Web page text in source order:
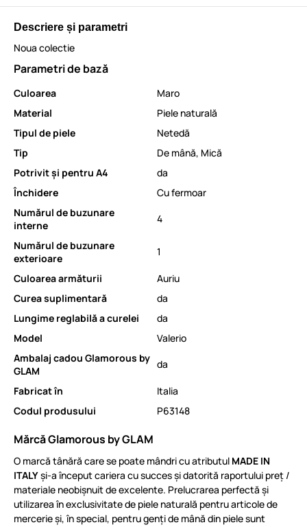
Descriere și parametri
Noua colectie
Parametri de bază
Culoarea
Maro
Material
Piele naturală
Tipul de piele
Netedă
Tip
De mână, Mică
Potrivit și pentru A4
da
Închidere
Cu fermoar
Numărul de buzunare
interne
4
Numărul de buzunare
exterioare
1
Culoarea armăturii
Auriu
Curea suplimentară
da
Lungime reglabilă a curelei
da
Model
Valerio
Ambalaj cadou Glamorous by
GLAM
da
Fabricat în
Italia
Codul produsului
P63148
Mărcă Glamorous by GLAM
O marcă tânără care se poate mândri cu atributul MADE IN
ITALYși-a început cariera cu succes și datorită raportului preț /
materiale neobișnuit de excelente. Prelucrarea perfectă și
utilizarea în exclusivitate de piele naturală pentru articole de
mercerie și, în special, pentru genți de mână din piele sunt